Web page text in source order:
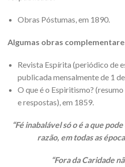
Obras Póstumas, em 1890.
Algumas obras
Revista Espírita (periódico de
publicada mensalmente de 1
O que é o Espiritismo?
e respostas), em 1859.
“Fé inabalável só o é a que
razão, em todas as
“Fora da Caridade